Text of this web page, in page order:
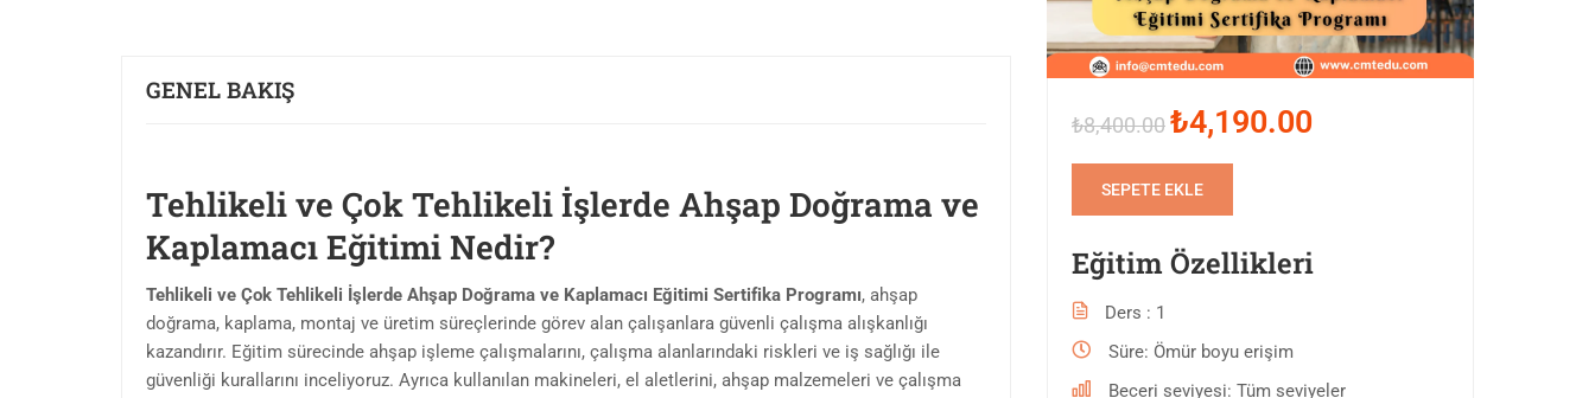
GENEL BAKIŞ
Tehlikeli ve Çok Tehlikeli İşlerde Ahşap Doğrama ve
Kaplamacı Eğitimi Nedir?
Tehlikeli ve Çok Tehlikeli İşlerde Ahşap Doğrama ve Kaplamacı Eğitimi Sertifika Programı, ahşap
doğrama, kaplama, montaj ve üretim süreçlerinde görev alan çalışanlara güvenli çalışma alışkanlığı
kazandırır. Eğitim sürecinde ahşap işleme çalışmalarını, çalışma alanlarındaki riskleri ve iş sağlığı ile
güvenliği kurallarını inceliyoruz. Ayrıca kullanılan makineleri, el aletlerini, ahşap malzemeleri ve çalışma
₺8,400.00₺4,190.00
SEPETE EKLE
Eğitim Özellikleri
Ders
1
Süre Ömür boyu erişim
Beceri seviyesi Tüm seviyeler